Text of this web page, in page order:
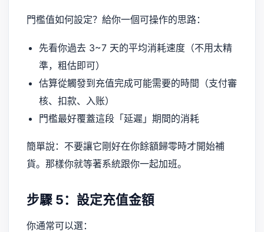
門檻值如何設定？給你一個可操作的思路：
先看你過去 3~7 天的平均消耗速度（不用太精
準，粗估即可）
估算從觸發到充值完成可能需要的時間（支付審
核、扣款、入账）
門檻最好覆蓋這段「延遲」期間的消耗
簡單說：不要讓它剛好在你餘額歸零時才開始補
貨。那樣你就等著系統跟你一起加班。
步驟 5：設定充值金額
你通常可以選：